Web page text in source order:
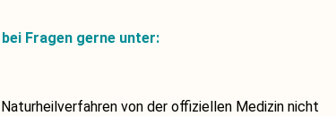
Fragen gerne unter:
von der offiziellen Medizin nicht